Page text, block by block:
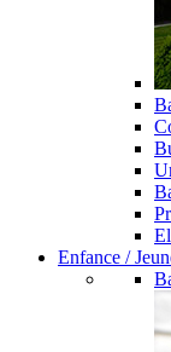
Enfance /